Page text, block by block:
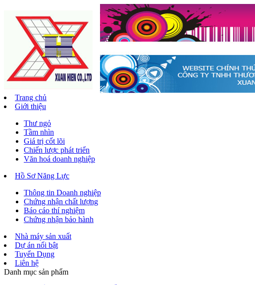
Trang chủ
Giới thiệu
Thư ngỏ
Tầm nhìn
Giá trị cốt lõi
Chiến lược phát triển
Văn hoá doanh nghiệp
Hồ Sơ Năng Lực
Thông tin Doanh nghiệp
Chứng nhận chất lượng
Báo cáo thí nghiệm
Chứng nhận bảo hành
Nhà máy sản xuất
Dự án nổi bật
Tuyển Dụng
Liên hệ
Danh mục sản phẩm